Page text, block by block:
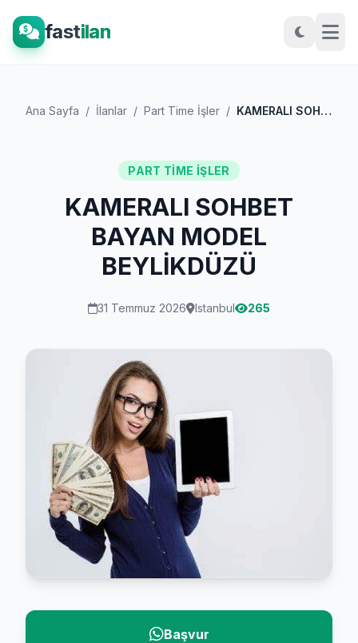
fastilan
Ana Sayfa / İlanlar / Part Time İşler / KAMERALI SOHBET BAYAN MODEL BEYLİKDÜZÜ
PART TIME İŞLER
KAMERALI SOHBET
BAYAN MODEL
BEYLİKDÜZÜ
31 Temmuz 2026 Istanbul 265
Başvur